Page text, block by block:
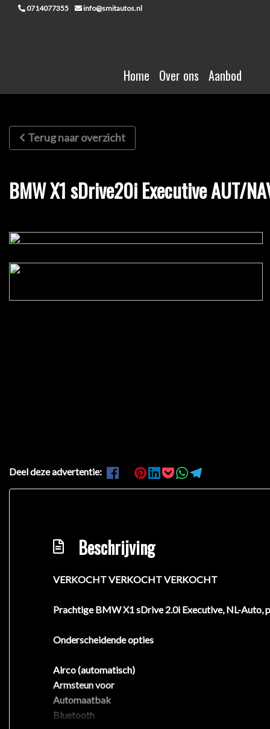
0714077355 info@smitautos.nl
Home Over ons Aanbod
Terug naar overzicht
BMW X1 sDrive20i Executive AUT/
Deel deze advertentie:
Beschrijving
VERKOCHT VERKOCHT VERKOCHT
Prachtige BMW X1 sDrive 2.0i Executive, NL-Auto,
Onderscheidende opties
Airco (automatisch)
Armsteun voor
Automaatbak
Bluetooth